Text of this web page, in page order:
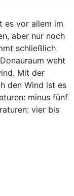
es vor allem im
aber nur noch
schließlich
weht
Mit der
den Wind ist es
minus fünf
vier bis